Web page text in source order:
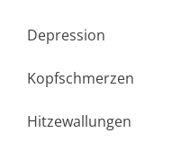
Depression
Kopfschmerzen
Hitzewallungen